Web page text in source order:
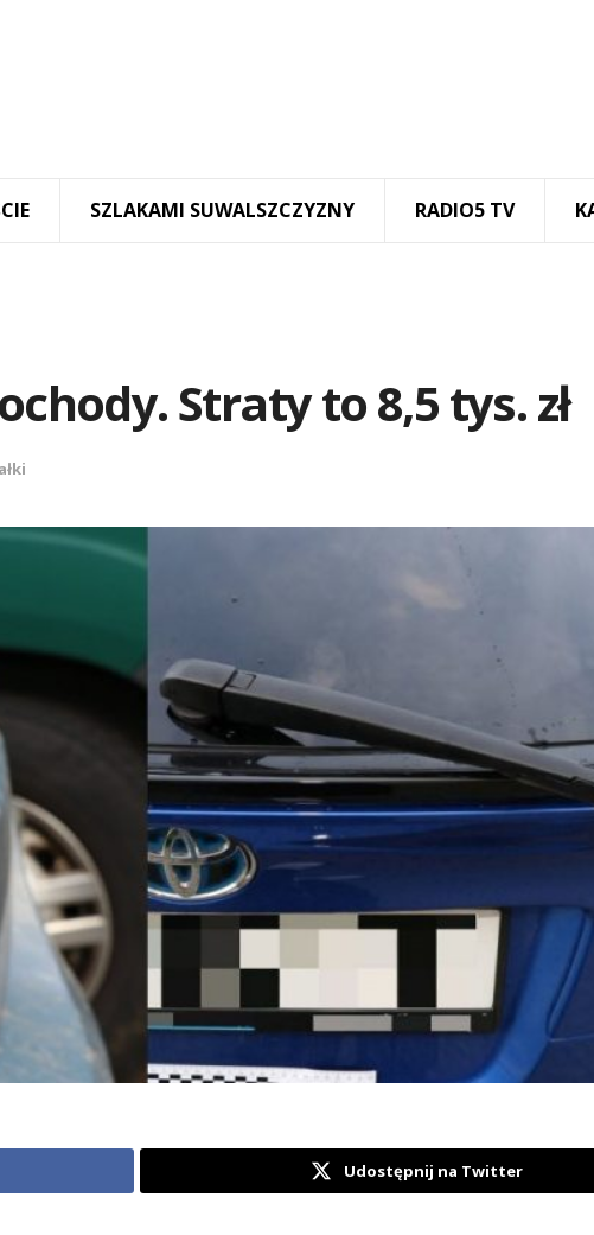
SZLAKAMI SUWALSZCZYZNY RADIO5 TV
Straty to 8,5 tys. zł
Udostępnij na Twitter